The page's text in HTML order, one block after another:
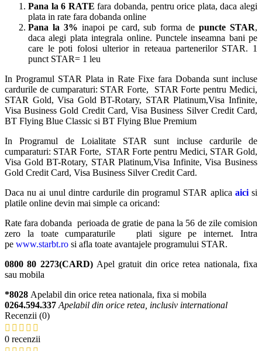
Pana la 6 RATE fara dobanda, pentru orice plata, daca alegi
plata in rate fara dobanda online
Pana la 3% inapoi pe card, sub forma depuncte STAR,
daca alegi plata integrala online. Punctele inseamna bani pe
care le poti folosi ulterior in reteaua partenerilor STAR. 1
punct STAR= 1 leu
In Programul STAR Plata in Rate Fixe fara Dobanda sunt incluse
cardurile de cumparaturi: STAR Forte, STAR Forte pentru Medici,
STAR Gold, Visa Gold BT-Rotary, STAR Platinum,Visa Infinite,
Visa Business Gold Credit Card, Visa Business Silver Credit Card,
BT Flying Blue Classic si BT Flying Blue Premium
In Programul de Loialitate STAR sunt incluse cardurile de
cumparaturi: STAR Forte, STAR Forte pentru Medici, STAR Gold,
Visa Gold BT-Rotary, STAR Platinum,Visa Infinite, Visa Business
Gold Credit Card, Visa Business Silver Credit Card.
Daca nu ai unul dintre cardurile din programul STAR aplica aicisi
platile online devin mai simple ca oricand:
Rate fara dobanda perioada de gratie de pana la 56 de zile comision
zero la toate cumparaturile plati sigure pe internet. Intra
pe www.starbt.ro si afla toate avantajele programului STAR.
0800 80 2273(CARD)Apel gratuit din orice retea nationala, fixa
sau mobila
*8028 Apelabil din orice retea nationala, fixa si mobila
0264.594.337 Apelabil din orice retea, inclusiv international
Recenzii (0)
0 recenzii